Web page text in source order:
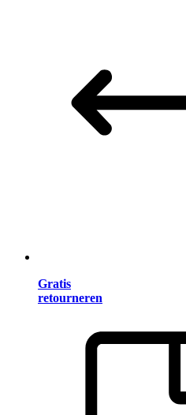
Gratis
retourneren